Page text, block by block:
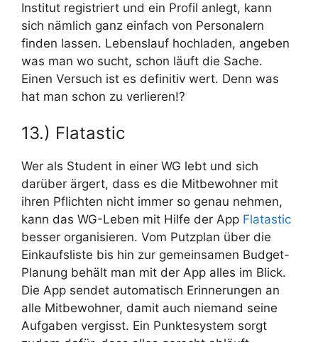
Institut registriert und ein Profil anlegt, kann
sich nämlich ganz einfach von Personalern
finden lassen. Lebenslauf hochladen, angeben
was man wo sucht, schon läuft die Sache.
Einen Versuch ist es definitiv wert. Denn was
hat man schon zu verlieren!?
13.) Flatastic
Wer als Student in einer WG lebt und sich
darüber ärgert, dass es die Mitbewohner mit
ihren Pflichten nicht immer so genau nehmen,
kann das WG-Leben mit Hilfe der App Flatastic
besser organisieren. Vom Putzplan über die
Einkaufsliste bis hin zur gemeinsamen Budget-
Planung behält man mit der App alles im Blick.
Die App sendet automatisch Erinnerungen an
alle Mitbewohner, damit auch niemand seine
Aufgaben vergisst. Ein Punktesystem sorgt